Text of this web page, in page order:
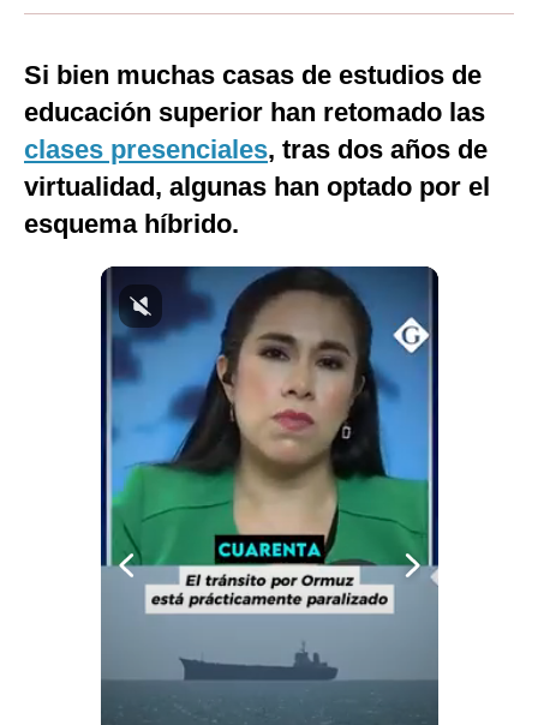
Internacional
Tecnología
Club del Suscriptor
Notas Contratadas
Fotogalerías
Si bien muchas casas de estudios de
educación superior han retomado las
clases presenciales, tras dos años de
virtualidad, algunas han optado por el
esquema híbrido.